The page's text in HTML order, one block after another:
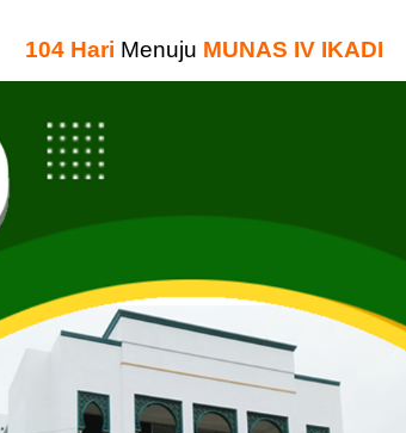
104 Hari Menuju MUNAS IV IKADI